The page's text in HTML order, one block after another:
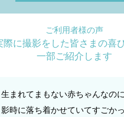
ご利用者様の声
際に撮影をした皆さまの喜
一部ご紹介します
生まれてまもない赤ちゃんなの
影時に落ち着かせていてすごか